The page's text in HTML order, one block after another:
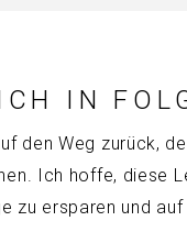
IN
den Weg zurück,
Ich hoffe, diese
zu ersparen und